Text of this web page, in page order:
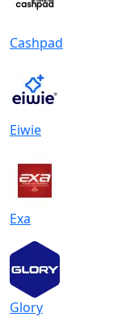
Cashpad
Eiwie
Exa
Glory